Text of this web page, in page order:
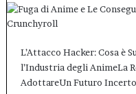
L’Attacco Hacker: Cosa è
l’Industria degli AnimeLa
AdottareUn Futuro